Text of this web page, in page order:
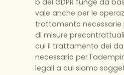
vale anche per le
trattamento necessarie
di misure
cui il trattamento dei
necessario per
legali a cui siamo